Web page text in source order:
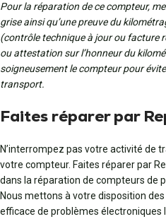
Pour la réparation de ce compteur,
grise ainsi qu’une preuve du
(contrôle technique à jour ou facture
ou attestation sur l’honneur du
soigneusement le compteur pour
transport.
Faites réparer par
N’interrompez pas votre activité de
votre compteur. Faites réparer par
dans la réparation de compteurs de
Nous mettons à votre disposition
efficace de problèmes électroniques